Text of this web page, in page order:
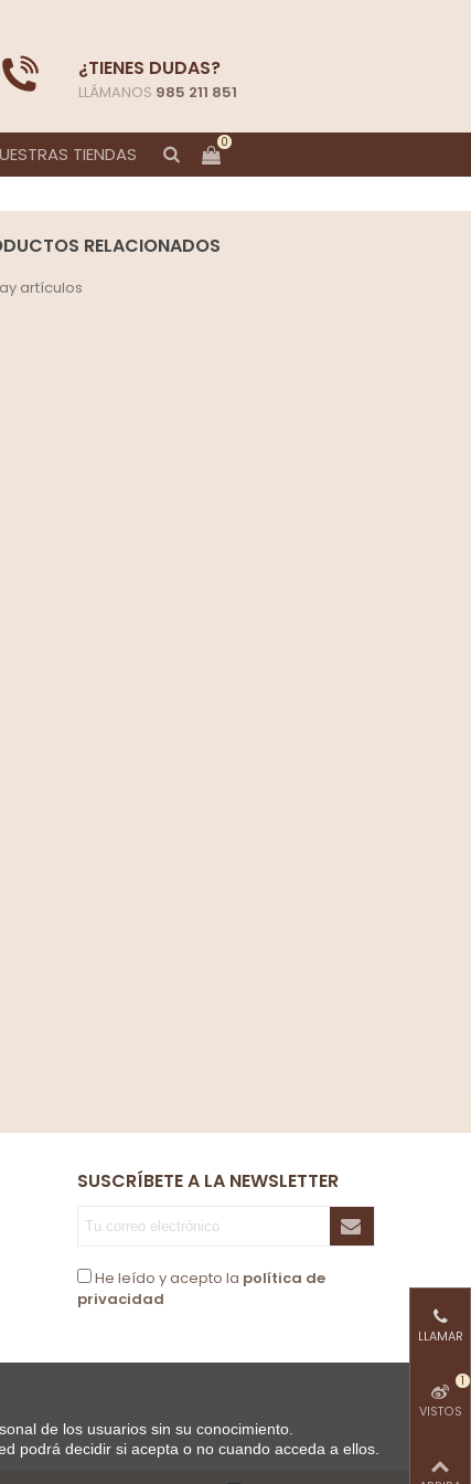
¿TIENES DUDAS?
LLÁMANOS 985 211 851
TIENDAS
0
RELACIONADOS
artículos
de los usuarios sin su conocimiento.
podrá decidir si acepta o no cuando acceda a ellos.
SUSCRÍBETE A LA NEWSLETTER
He leído y acepto la política de
privacidad
LLAMAR
VISTOS
1